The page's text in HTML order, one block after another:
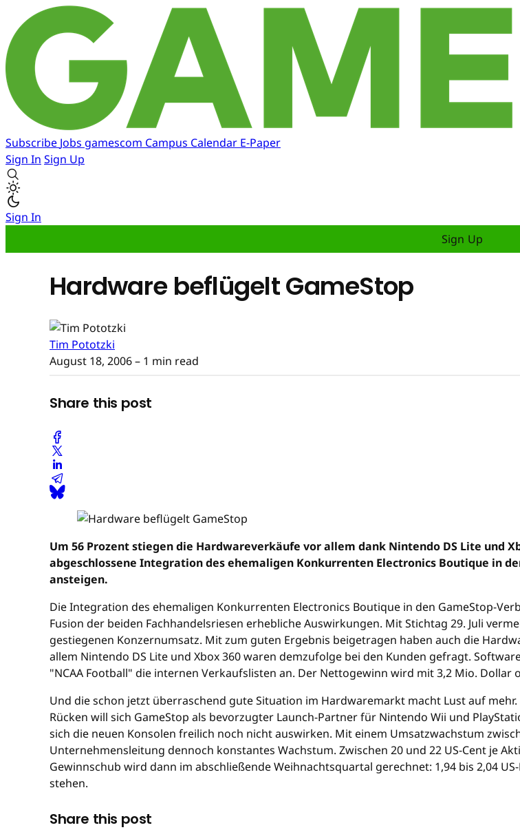
Subscribe Jobs gamescom Campus Calendar E-Paper
Sign In Sign Up
Sign In
Sign Up
Hardware beflügelt GameStop
Tim Pototzki
August 18, 2006– 1 min read
Share this post
Um 56 Prozent stiegen die Hardwareverkäufe vor allem dank Nintendo DS Lite und
abgeschlossene Integration des ehemaligen Konkurrenten Electronics Boutique in
ansteigen.
Die Integration des ehemaligen Konkurrenten Electronics Boutique in den GameStop-
Fusion der beiden Fachhandelsriesen erhebliche Auswirkungen. Mit Stichtag 29. Juli
gestiegenen Konzernumsatz. Mit zum guten Ergebnis beigetragen haben auch die
allem Nintendo DS Lite und Xbox 360 waren demzufolge bei den Kunden gefragt.
"NCAA Football" die internen Verkaufslisten an. Der Nettogewinn wird mit 3,2 Mio. Dollar
Und die schon jetzt überraschend gute Situation im Hardwaremarkt macht Lust auf
Rücken will sich GameStop als bevorzugter Launch-Partner für Nintendo Wii und
sich die neuen Konsolen freilich noch nicht auswirken. Mit einem Umsatzwachstum
Unternehmensleitung dennoch konstantes Wachstum. Zwischen 20 und 22 US-Cent je
Gewinnschub wird dann im abschließende Weihnachtsquartal gerechnet: 1,94 bis 2,04
stehen.
Share this post